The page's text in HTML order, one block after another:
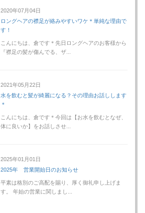
2020年07月04日
ロングヘアの襟足が絡みやすいワケ＊単純な理由で
す！
こんにちは、倉です＊先日ロングヘアのお客様から
『襟足の髪が傷んでる、ザ...
2021年05月22日
水を飲むと髪が綺麗になる？その理由お話しします
＊
こんにちは、倉です＊今回は【お水を飲むとなぜ、
体に良いか】をお話しさせ...
2025年01月01日
2025年 営業開始日のお知らせ
平素は格別のご高配を賜り、厚く御礼申し上げま
す。 年始の営業に関しまし...